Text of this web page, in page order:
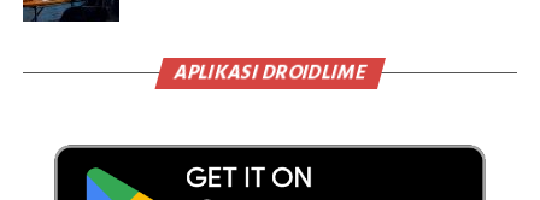
APLIKASI DROIDLIME